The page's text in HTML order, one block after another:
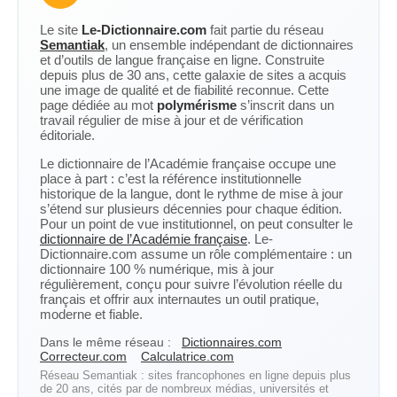
Le site Le-Dictionnaire.com fait partie du réseau
Semantiak, un ensemble indépendant de dictionnaires
et d’outils de langue française en ligne. Construite
depuis plus de 30 ans, cette galaxie de sites a acquis
une image de qualité et de fiabilité reconnue. Cette
page dédiée au mot polymérisme s’inscrit dans un
travail régulier de mise à jour et de vérification
éditoriale.
Le dictionnaire de l’Académie française occupe une
place à part : c’est la référence institutionnelle
historique de la langue, dont le rythme de mise à jour
s’étend sur plusieurs décennies pour chaque édition.
Pour un point de vue institutionnel, on peut consulter le
dictionnaire de l’Académie française. Le-
Dictionnaire.com assume un rôle complémentaire : un
dictionnaire 100 % numérique, mis à jour
régulièrement, conçu pour suivre l’évolution réelle du
français et offrir aux internautes un outil pratique,
moderne et fiable.
Dans le même réseau :
Dictionnaires.com
Correcteur.com
Calculatrice.com
Réseau Semantiak : sites francophones en ligne depuis plus
de 20 ans, cités par de nombreux médias, universités et